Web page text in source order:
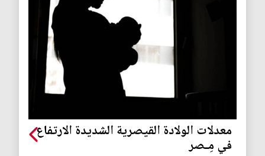
معدلات الولادة القيصرية الشديدة الارتفاع
في مِـصر